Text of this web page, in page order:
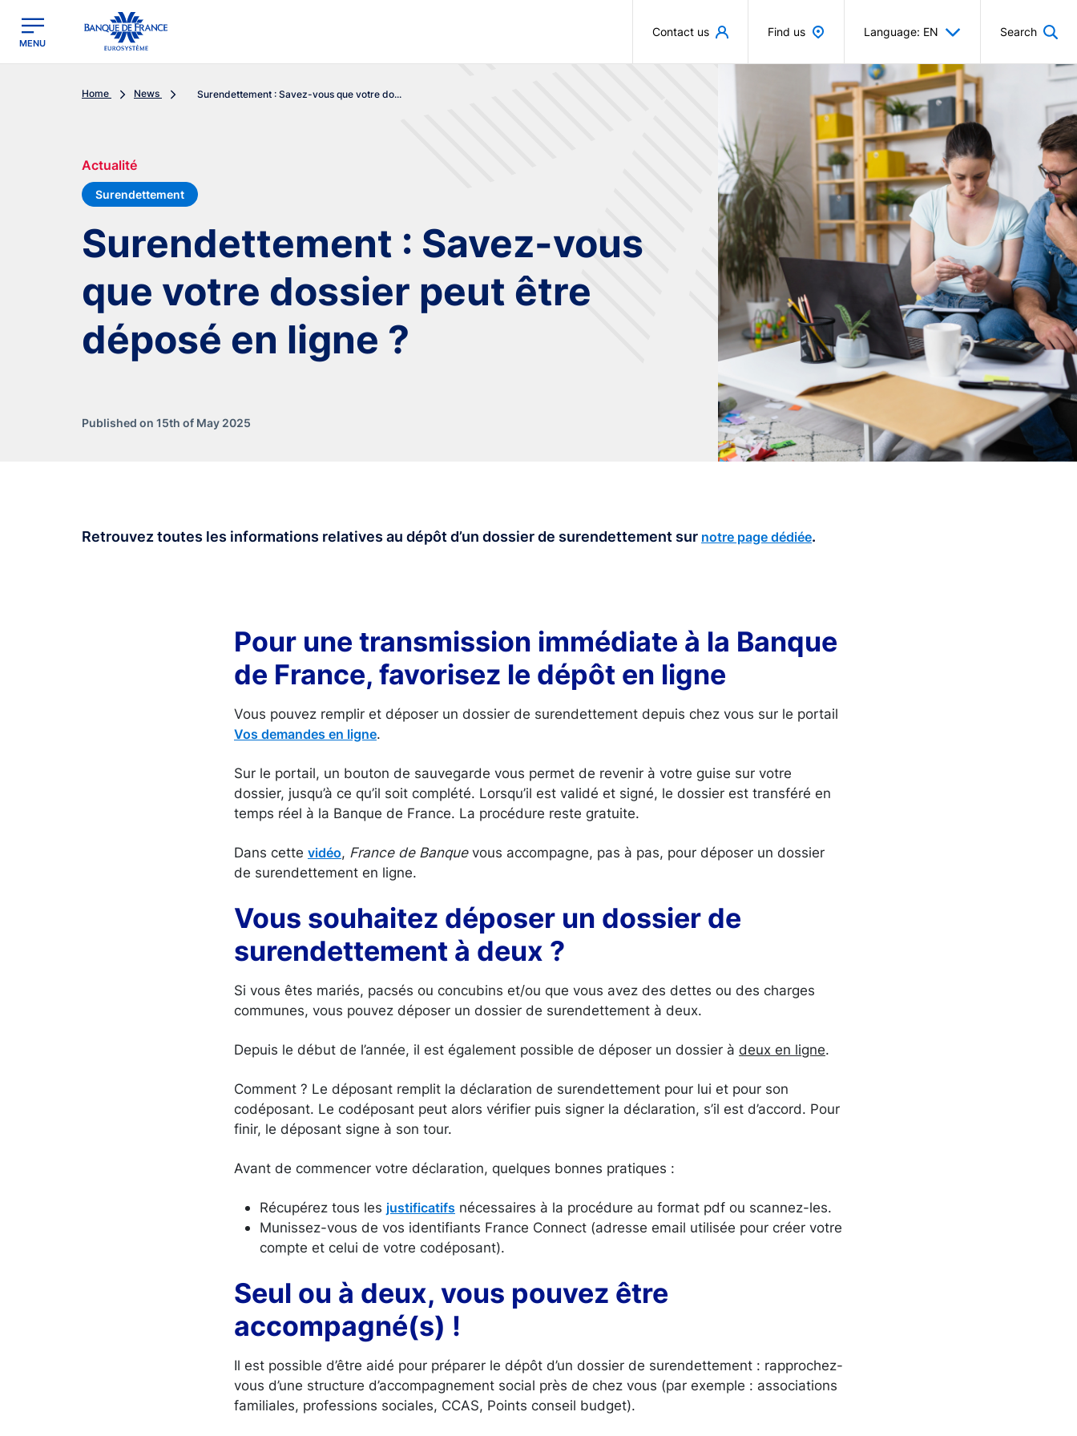
Banque de France - Menu Principal
MENU
Contact us Find us Language: EN Search
Home News Surendettement : Savez-vous que votre do...
Actualité
Surendettement
Surendettement : Savez-vous
que votre dossier peut être
déposé en ligne ?
Published on 15th of May 2025
Retrouvez toutes les informations relatives au dépôt d’un dossier de surendettement sur notre page dédiée.
Pour une transmission immédiate à la Banque
de France, favorisez le dépôt en ligne
Vous pouvez remplir et déposer un dossier de surendettement depuis chez vous sur le portail
Vos demandes en ligne.
Sur le portail, un bouton de sauvegarde vous permet de revenir à votre guise sur votre
dossier, jusqu’à ce qu’il soit complété. Lorsqu’il est validé et signé, le dossier est transféré en
temps réel à la Banque de France. La procédure reste gratuite.
Dans cette vidéo, France de Banquevous accompagne, pas à pas, pour déposer un dossier
de surendettement en ligne.
Vous souhaitez déposer un dossier de
surendettement à deux ?
Si vous êtes mariés, pacsés ou concubins et/ou que vous avez des dettes ou des charges
communes, vous pouvez déposer un dossier de surendettement à deux.
Depuis le début de l’année, il est également possible de déposer un dossier à deux en ligne.
Comment ? Le déposant remplit la déclaration de surendettement pour lui et pour son
codéposant. Le codéposant peut alors vérifier puis signer la déclaration, s’il est d’accord. Pour
finir, le déposant signe à son tour.
Avant de commencer votre déclaration, quelques bonnes pratiques :
Récupérez tous les justificatifs nécessaires à la procédure au format pdf ou scannez-les.
Munissez-vous de vos identifiants France Connect (adresse email utilisée pour créer votre
compte et celui de votre codéposant).
Seul ou à deux, vous pouvez être
accompagné(s) !
Il est possible d’être aidé pour préparer le dépôt d’un dossier de surendettement : rapprochez-
vous d’une structure d’accompagnement social près de chez vous (par exemple : associations
familiales, professions sociales, CCAS, Points conseil budget).